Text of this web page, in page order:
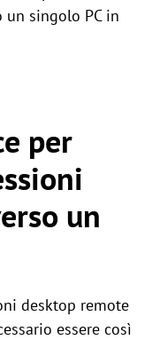
singolo PC in
per
un
desktop remote
essere così